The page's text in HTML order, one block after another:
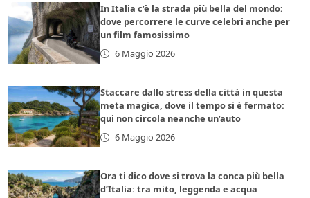
In Italia c’è la strada più bella del mondo:
dove percorrere le curve celebri anche per
un film famosissimo
6 Maggio 2026
Staccare dallo stress della città in questa
meta magica, dove il tempo si è fermato:
qui non circola neanche un’auto
6 Maggio 2026
Ora ti dico dove si trova la conca più bella
d’Italia: tra mito, leggenda e acqua